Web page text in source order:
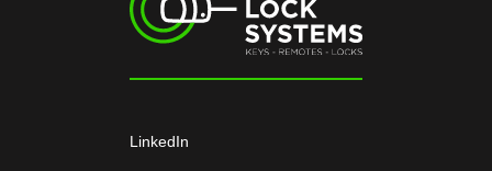
LinkedIn